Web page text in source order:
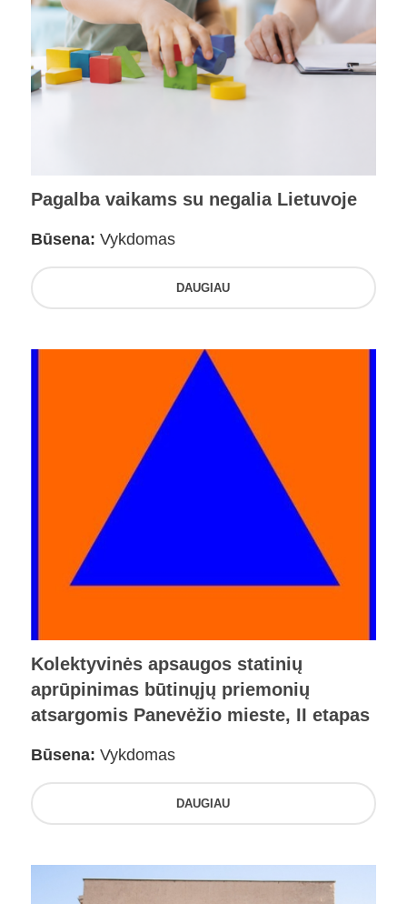
Pagalba vaikams su negalia Lietuvoje
Būsena: Vykdomas
DAUGIAU
Kolektyvinės apsaugos statinių
aprūpinimas būtinųjų priemonių
atsargomis Panevėžio mieste, II etapas
Būsena: Vykdomas
DAUGIAU